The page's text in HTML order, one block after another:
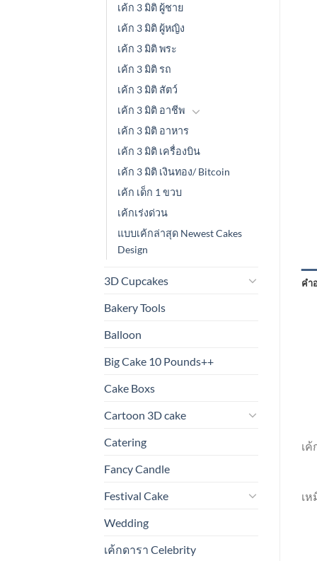
เค้ก 3 มิติ ผู้ชาย
เค้ก 3 มิติ ผู้หญิง
เค้ก 3 มิติ พระ
เค้ก 3 มิติ รถ
เค้ก 3 มิติ สัตว์
เค้ก 3 มิติ อาชีพ
เค้ก 3 มิติ อาหาร
เค้ก 3 มิติ เครื่องบิน
เค้ก 3 มิติ เงินทอง/ Bitcoin
เค้ก เด็ก 1 ขวบ
เค้กเร่งด่วน
แบบเค้กล่าสุด Newest Cakes
Design
3D Cupcakes
Bakery Tools
Balloon
Big Cake 10 Pounds++
Cake Boxs
Cartoon 3D cake
Catering
Fancy Candle
Festival Cake
Wedding
เค้กดารา Celebrity
คำ
เ
เ